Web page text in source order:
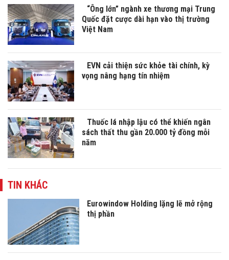
“Ông lớn” ngành xe thương mại Trung
Quốc đặt cược dài hạn vào thị trường
Việt Nam
EVN cải thiện sức khỏe tài chính, kỳ
vọng nâng hạng tín nhiệm
Thuốc lá nhập lậu có thể khiến ngân
sách thất thu gần 20.000 tỷ đồng mỗi
năm
TIN KHÁC
Eurowindow Holding lặng lẽ mở rộng
thị phần